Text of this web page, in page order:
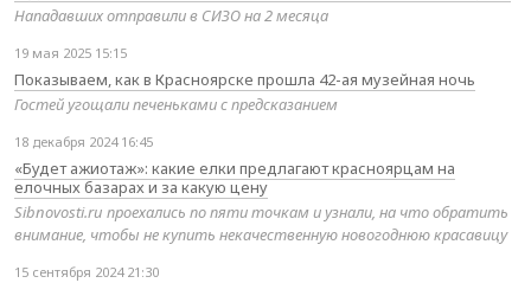
Нападавших отправили в СИЗО на 2 месяца
19 мая 2025 15:15
Показываем, как в Красноярске прошла 42-ая музейная ночь
Гостей угощали печеньками с предсказанием
18 декабря 2024 16:45
«Будет ажиотаж»: какие елки предлагают красноярцам на
елочных базарах и за какую цену
Sibnovosti.ru проехались по пяти точкам и узнали, на что обратить
внимание, чтобы не купить некачественную новогоднюю красавицу
15 сентября 2024 21:30